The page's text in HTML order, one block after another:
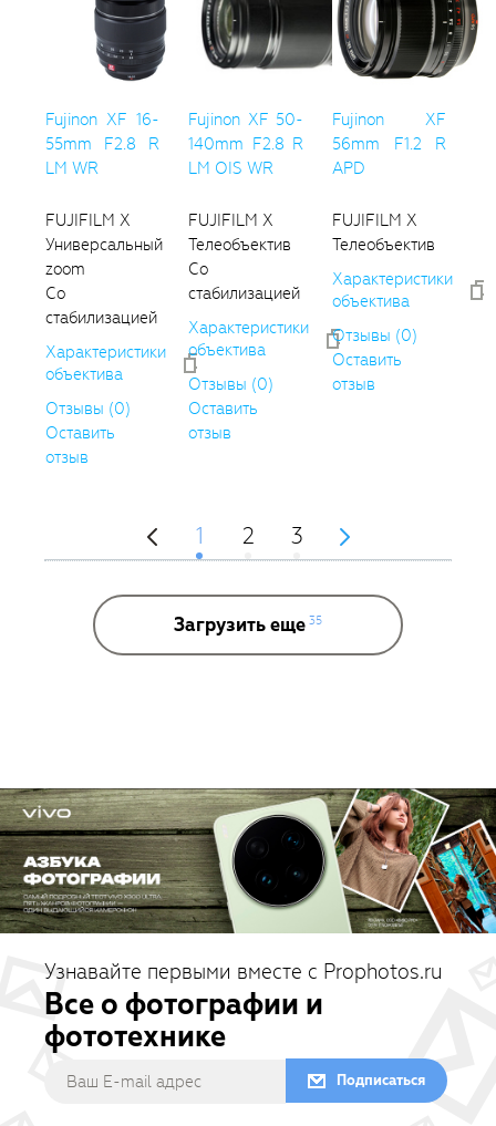
Fujinon XF 16-
55mm F2.8 R
LM WR
FUJIFILM X
Универсальный
zoom
Со
стабилизацией
Характеристики
объектива
Отзывы (0)
Оставить
отзыв
Fujinon XF 50-
140mm F2.8 R
LM OIS WR
FUJIFILM X
Телеобъектив
Со
стабилизацией
Характеристики
объектива
Отзывы (0)
Оставить
отзыв
Fujinon XF
56mm F1.2 R
APD
FUJIFILM X
Телеобъектив
Характеристики
объектива
Отзывы (0)
Оставить
отзыв
1 2 3
Загрузить еще 35
Узнавайте первыми вместе с Prophotos.ru
Все о фотографии и
фототехнике
Подписаться